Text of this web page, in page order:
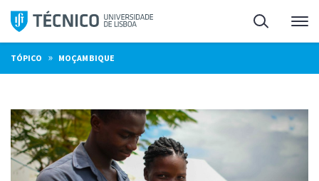
Saltar
para
o
conteúdo
Pesquisa
TÓPICO » MOÇAMBIQUE